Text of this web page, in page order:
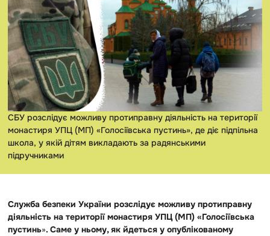
СБУ розслідує можливу протиправну діяльність на території
монастиря УПЦ (МП) «Голосіївська пустинь», де діє підпільна
школа, у якій дітям викладають за радянськими
підручниками
Служба безпеки України розслідує можливу протиправну
діяльність на території монастиря УПЦ (МП) «Голосіївська
пустинь». Саме у ньому, як йдеться у опублікованому